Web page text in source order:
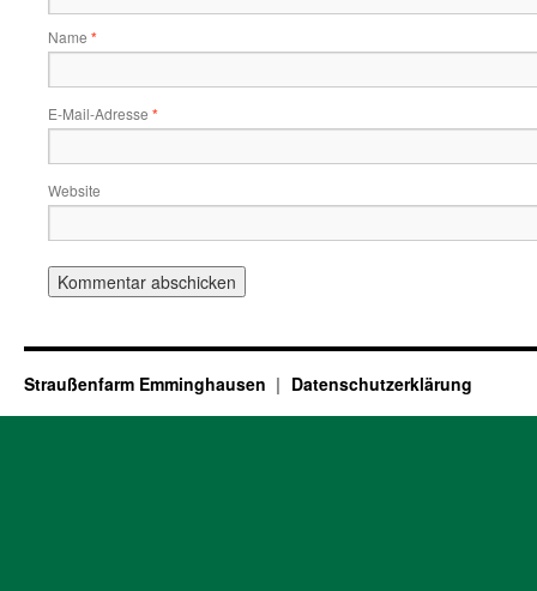
Name *
E-Mail-Adresse *
Website
Straußenfarm Emminghausen Datenschutzerklärung